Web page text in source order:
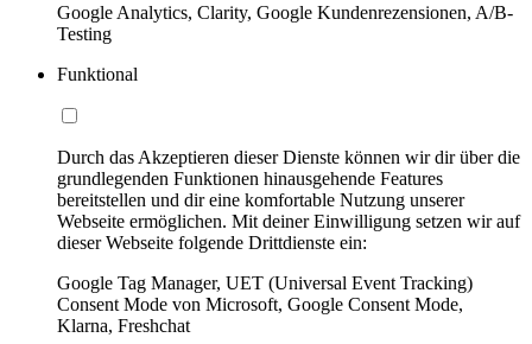
Google Analytics, Clarity, Google Kundenrezensionen, A/B-
Testing
Funktional
Durch das Akzeptieren dieser Dienste können wir dir über die
grundlegenden Funktionen hinausgehende Features
bereitstellen und dir eine komfortable Nutzung unserer
Webseite ermöglichen. Mit deiner Einwilligung setzen wir auf
dieser Webseite folgende Drittdienste ein:
Google Tag Manager, UET (Universal Event Tracking)
Consent Mode von Microsoft, Google Consent Mode,
Klarna, Freshchat